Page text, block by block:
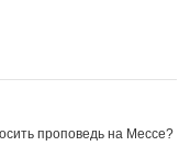
проповедь на Мессе?